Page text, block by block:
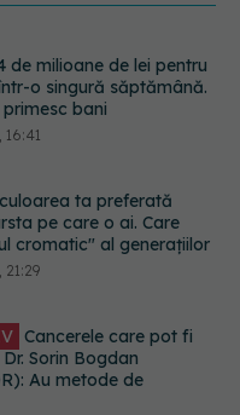
de milioane de lei pentru
o singură săptămână.
bani
ta preferată
pe care o ai. Care
cromatic" al generațiilor
Cancerele care pot fi
Sorin Bogdan
Au metode de